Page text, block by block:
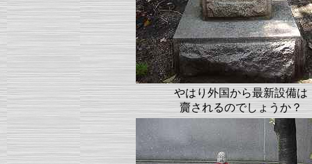
やはり外国から最新設備は
齎されるのでしょうか？